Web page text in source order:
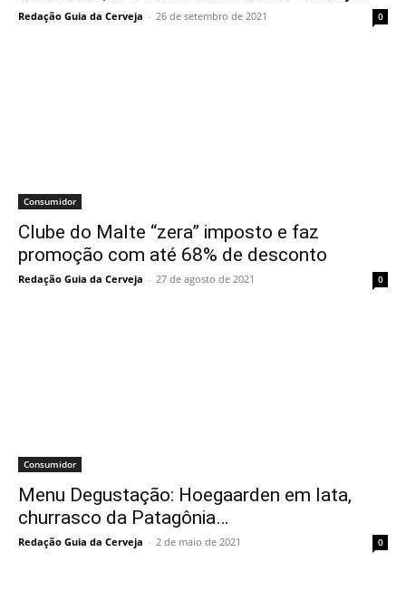
Redação Guia da Cerveja - 26 de setembro de 2021 0
Consumidor
Clube do Malte “zera” imposto e faz
promoção com até 68% de desconto
Redação Guia da Cerveja - 27 de agosto de 2021 0
Consumidor
Menu Degustação: Hoegaarden em lata,
churrasco da Patagônia…
Redação Guia da Cerveja - 2 de maio de 2021 0